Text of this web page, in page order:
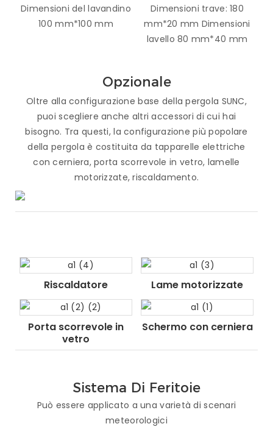
Dimensioni del lavandino
100 mm*100 mm
Dimensioni trave: 180
mm*20 mm Dimensioni
lavello 80 mm*40 mm
Opzionale
Oltre alla configurazione base della pergola SUNC,
puoi scegliere anche altri accessori di cui hai
bisogno. Tra questi, la configurazione più popolare
della pergola è costituita da tapparelle elettriche
con cerniera, porta scorrevole in vetro, lamelle
motorizzate, riscaldamento.
Riscaldatore Lame motorizzate
Porta scorrevole in
vetro
Schermo con cerniera
Sistema Di Feritoie
Può essere applicato a una varietà di scenari
meteorologici